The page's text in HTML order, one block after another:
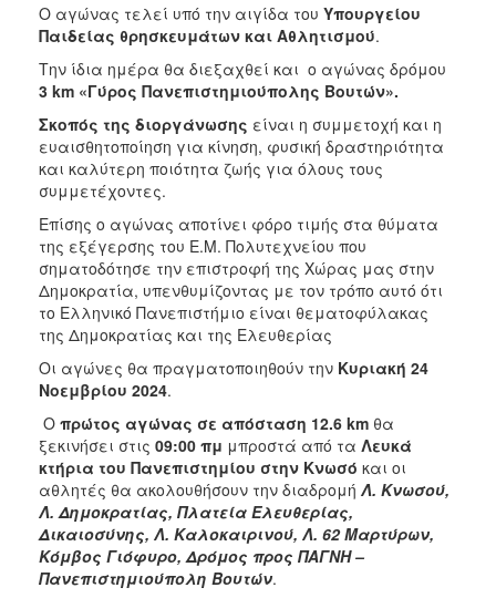
ΔΗΜΟΣ
ΠΟΛΙΤΙΣΜΟΣ
ΑΝΘΕΚΤΙΚΗ
ΠΟΛΗ
Ο αγώνας τελεί υπό την αιγίδα του Υπουργείου
Παιδείας θρησκευμάτων και Αθλητισμού.
Την ίδια ημέρα θα διεξαχθεί και ο αγώνας δρόμου
3 km «Γύρος Πανεπιστημιούπολης Βουτών».
Σκοπός της διοργάνωσης είναι η συμμετοχή και η
ευαισθητοποίηση για κίνηση, φυσική δραστηριότητα
και καλύτερη ποιότητα ζωής για όλους τους
συμμετέχοντες.
Επίσης ο αγώνας αποτίνει φόρο τιμής στα θύματα
της εξέγερσης του Ε.Μ. Πολυτεχνείου που
σηματοδότησε την επιστροφή της Xώρας μας στην
Δημοκρατία, υπενθυμίζοντας με τον τρόπο αυτό ότι
το Ελληνικό Πανεπιστήμιο είναι θεματοφύλακας
της Δημοκρατίας και της Ελευθερίας
Οι αγώνες θα πραγματοποιηθούν την Κυριακή 24
Νοεμβρίου 2024.
Ο πρώτος αγώνας σε απόσταση 12.6 km θα
ξεκινήσει στις 09:00 πμ μπροστά από τα Λευκά
κτήρια του Πανεπιστημίου στην Κνωσό και οι
αθλητές θα ακολουθήσουν την διαδρομή Λ. Κνωσού,
Λ. Δημοκρατίας, Πλατεία Ελευθερίας,
Δικαιοσύνης, Λ. Καλοκαιρινού, Λ. 62 Μαρτύρων,
Κόμβος Γιόφυρο, Δρόμος προς ΠΑΓΝΗ –
Πανεπιστημιούπολη Βουτών.